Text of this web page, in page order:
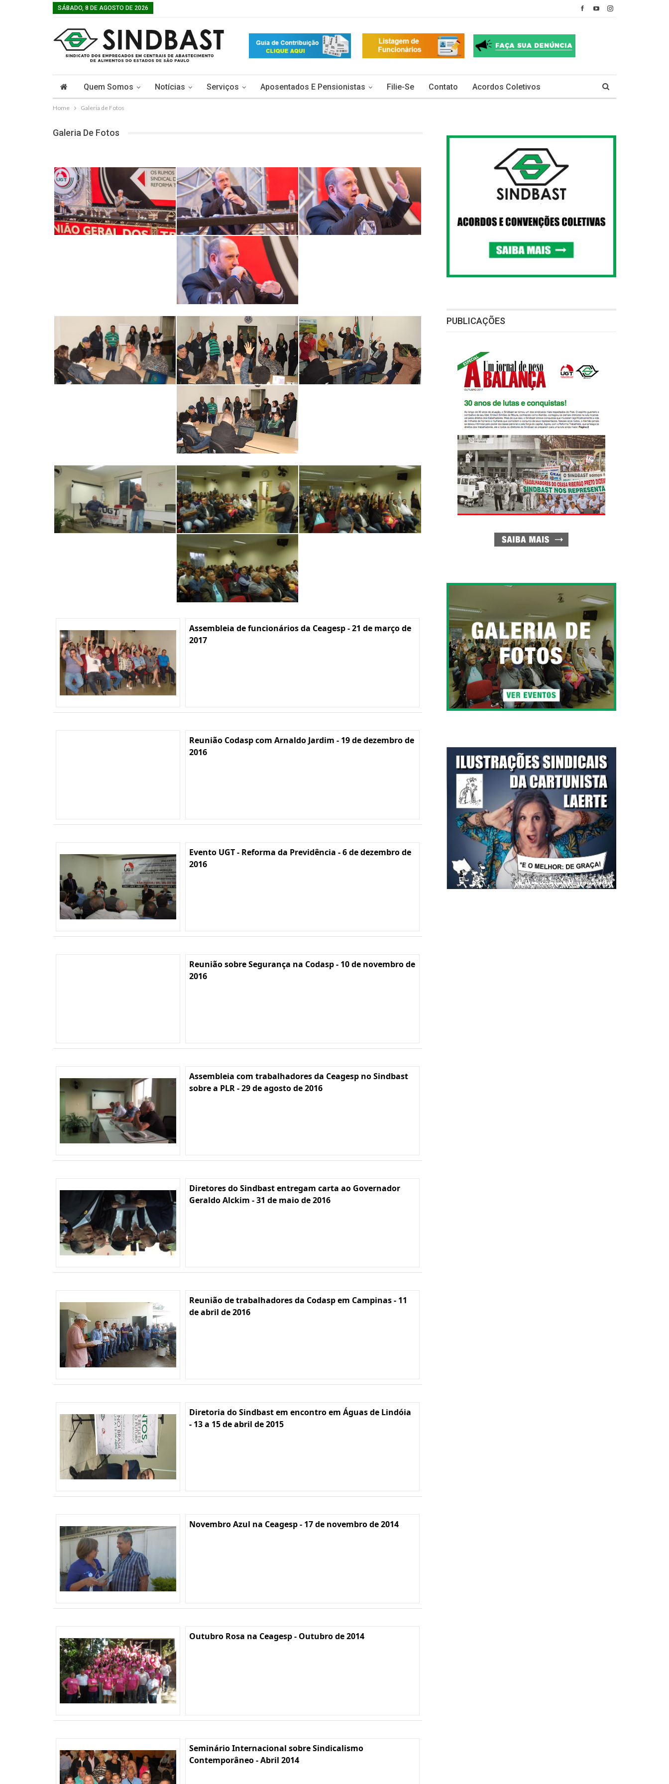
SÁBADO, 8 DE AGOSTO DE 2026
Quem Somos Notícias Serviços Aposentados E Pensionistas Filie-Se Contato Acordos Coletivos
Home Galeria de Fotos
Galeria De Fotos
Assembleia de funcionários da Ceagesp - 21 de março de
2017
Reunião Codasp com Arnaldo Jardim - 19 de dezembro de
2016
Evento UGT - Reforma da Previdência - 6 de dezembro de
2016
Reunião sobre Segurança na Codasp - 10 de novembro de
2016
Assembleia com trabalhadores da Ceagesp no Sindbast
sobre a PLR - 29 de agosto de 2016
Diretores do Sindbast entregam carta ao Governador
Geraldo Alckim - 31 de maio de 2016
Reunião de trabalhadores da Codasp em Campinas - 11
de abril de 2016
Diretoria do Sindbast em encontro em Águas de Lindóia
- 13 a 15 de abril de 2015
Novembro Azul na Ceagesp - 17 de novembro de 2014
Outubro Rosa na Ceagesp - Outubro de 2014
Seminário Internacional sobre Sindicalismo
Contemporâneo - Abril 2014
PUBLICAÇÕES